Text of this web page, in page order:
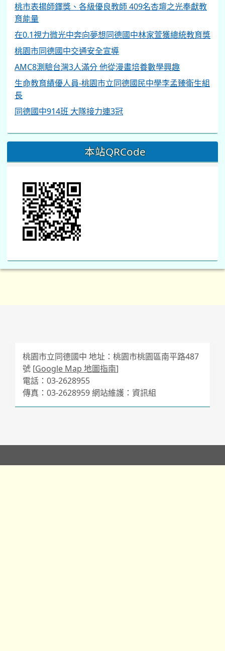
桃市表揚師鐸獎、各級優良教師 409名杏壇之光奉獻教
育能量
在0.1視力微光中奔向夢想同德國中林家萱獲總統教育獎
桃園市同德國中交通安全宣導
AMC8測驗台灣3人滿分 他從漫畫培養數學興趣
生命教育績優人員-桃園市立同德國民中學李孟臻衛生組
長
同德國中914班 大隊接力連3冠
本站QRCode
桃園市立同德國中 地址：桃園市桃園區南平路487
號 [Google Map 地圖指南]
電話：03-2628955
傳真：03-2628959 網站維護：資訊組